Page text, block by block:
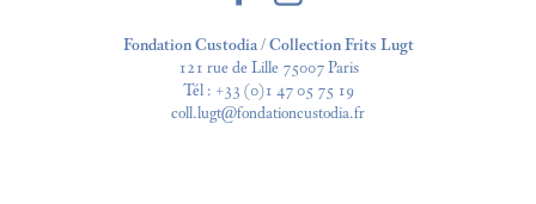
Fondation Custodia / Collection Frits Lugt
121 rue de Lille 75007 Paris
Tél : +33 (0)1 47 05 75 19
coll.lugt@fondationcustodia.fr